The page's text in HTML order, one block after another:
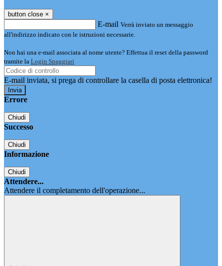
button close ×
E-mail Verrà inviato un messaggio
all'indirizzo indicato con le istruzioni necessarie.
Non hai una e-mail associata al nome utente? Effettua il reset della password
tramite la Login Spaggiari
E-mail inviata, si prega di controllare la casella di posta elettronica!
Errore
Chiudi
Successo
Chiudi
Informazione
Chiudi
Attendere...
Attendere il completamento dell'operazione...